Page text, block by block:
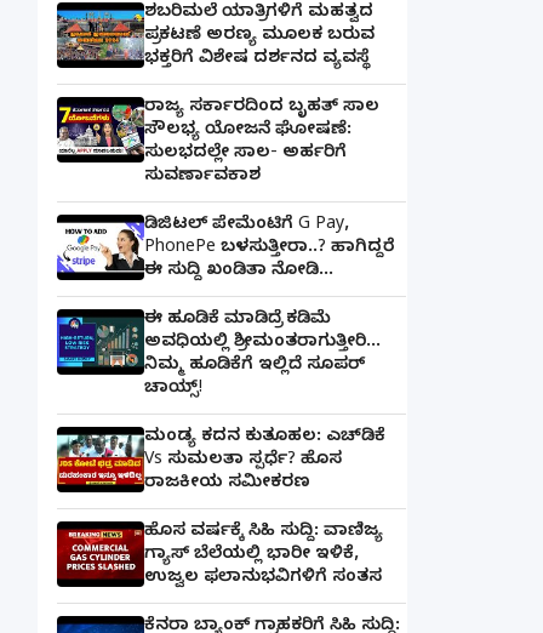
ಶಬರಿಮಲೆ ಯಾತ್ರಿಗಳಿಗೆ ಮಹತ್ವದ
ಪ್ರಕಟಣೆ ಅರಣ್ಯ ಮೂಲಕ ಬರುವ
ಭಕ್ತರಿಗೆ ವಿಶೇಷ ದರ್ಶನದ ವ್ಯವಸ್ಥೆ
ರಾಜ್ಯ ಸರ್ಕಾರದಿಂದ ಬೃಹತ್ ಸಾಲ
ಸೌಲಭ್ಯ ಯೋಜನೆ ಘೋಷಣೆ:
ಸುಲಭದಲ್ಲೇ ಸಾಲ- ಅರ್ಹರಿಗೆ
ಸುವರ್ಣಾವಕಾಶ
ಡಿಜಿಟಲ್ ಪೇಮೆಂಟಿಗೆ G Pay,
PhonePe ಬಳಸುತ್ತೀರಾ..? ಹಾಗಿದ್ದರೆ
ಈ ಸುದ್ದಿ ಖಂಡಿತಾ ನೋಡಿ...
ಈ ಹೂಡಿಕೆ ಮಾಡಿದ್ರೆ ಕಡಿಮೆ
ಅವಧಿಯಲ್ಲಿ ಶ್ರೀಮಂತರಾಗುತ್ತೀರಿ...
ನಿಮ್ಮ ಹೂಡಿಕೆಗೆ ಇಲ್ಲಿದೆ ಸೂಪರ್
ಚಾಯ್ಸ್‌!
ಮಂಡ್ಯ ಕದನ ಕುತೂಹಲ: ಎಚ್‌ಡಿಕೆ
Vs ಸುಮಲತಾ ಸ್ಪರ್ಧೆ? ಹೊಸ
ರಾಜಕೀಯ ಸಮೀಕರಣ
ಹೊಸ ವರ್ಷಕ್ಕೆ ಸಿಹಿ ಸುದ್ದಿ: ವಾಣಿಜ್ಯ
ಗ್ಯಾಸ್‌ ಬೆಲೆಯಲ್ಲಿ ಭಾರೀ ಇಳಿಕೆ,
ಉಜ್ವಲ ಫಲಾನುಭವಿಗಳಿಗೆ ಸಂತಸ
ಕೆನರಾ ಬ್ಯಾಂಕ್‌ ಗ್ರಾಹಕರಿಗೆ ಸಿಹಿ ಸುದ್ದಿ: